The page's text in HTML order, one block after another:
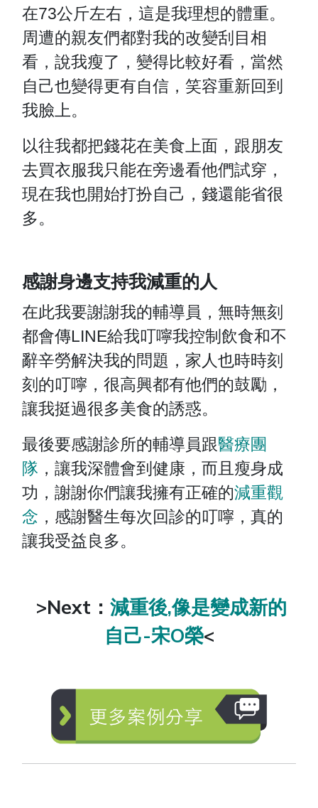
在73公斤左右，這是我理想的體重。
周遭的親友們都對我的改變刮目相
看，說我瘦了，變得比較好看，當然
自己也變得更有自信，笑容重新回到
我臉上。
以往我都把錢花在美食上面，跟朋友
去買衣服我只能在旁邊看他們試穿，
現在我也開始打扮自己，錢還能省很
多。
感謝身邊支持我減重的人
在此我要謝謝我的輔導員，無時無刻
都會傳LINE給我叮嚀我控制飲食和不
辭辛勞解決我的問題，家人也時時刻
刻的叮嚀，很高興都有他們的鼓勵，
讓我挺過很多美食的誘惑。
最後要感謝診所的輔導員跟醫療團
隊 ，讓我深體會到健康，而且瘦身成
功，謝謝你們讓我擁有正確的減重觀
念 ，感謝醫生每次回診的叮嚀，真的
讓我受益良多。
>Next： 減重後,像是變成新的
自己-宋O榮<